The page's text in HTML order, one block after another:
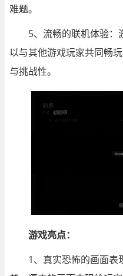
难题。
5、流畅的联机体验：
以与其他游戏玩家共同畅
与挑战性。
游戏亮点：
1、真实恐怖的画面表